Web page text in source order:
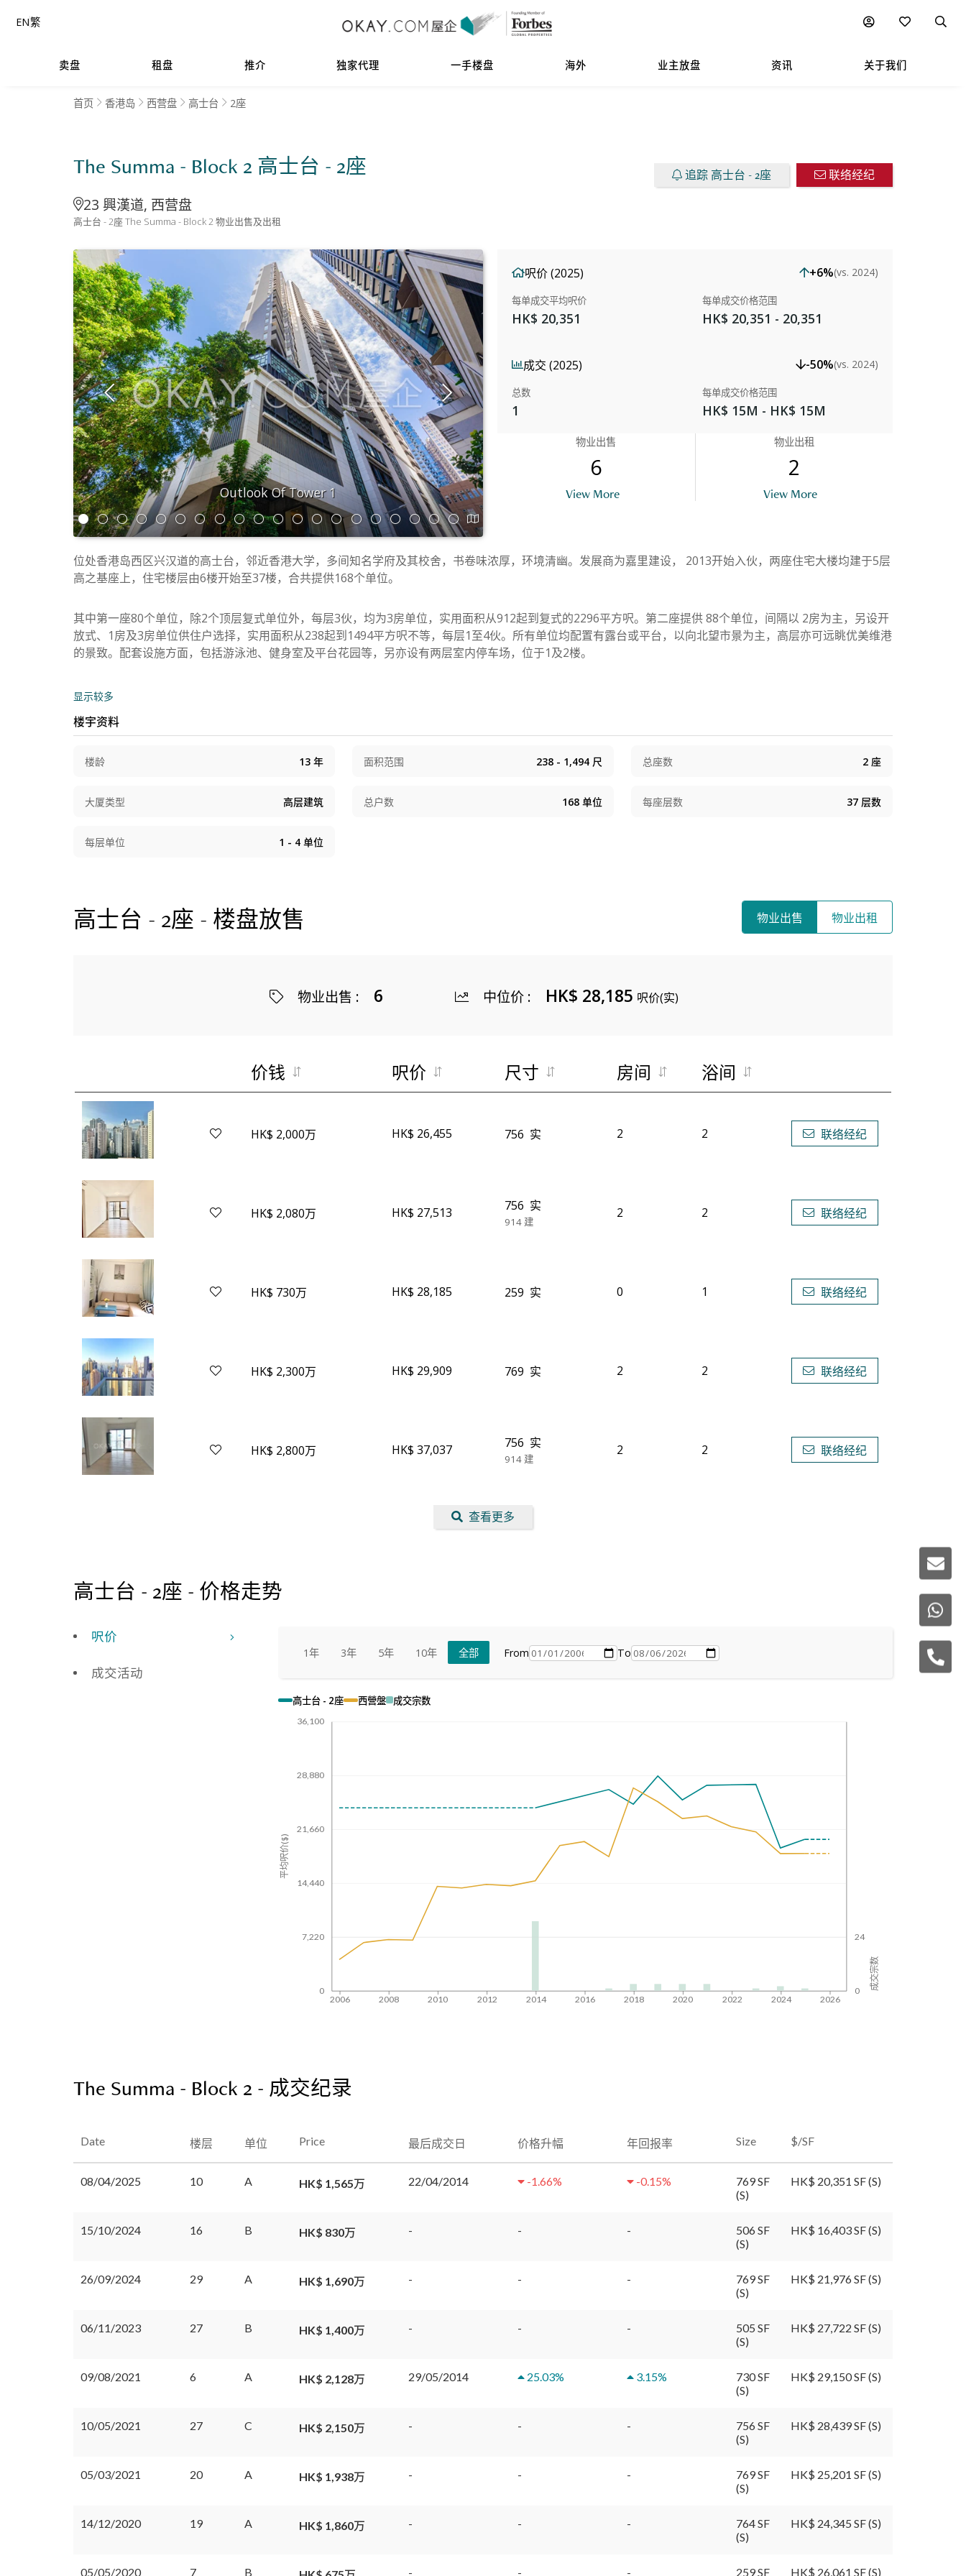
卖盘 租盘 推介 独家代理 一手楼盘 海外 业主放盘 资讯 关于我们
EN繁 附近热门项目
首页 香港岛 西营盘 高士台 2座
The Summa - Block 2 高士台 - 2座
23 興漢道, 西营盘
追踪 高士台 - 2座 联络经纪
高士台 - 2座 The Summa - Block 2 物业出售及出租
Outlook Of Tower 1
呎价 (2025) +6%(vs. 2024)
每单成交平均呎价
HK$ 20,351
每单成交价格范围
HK$ 20,351 - 20,351
成交 (2025) -50%(vs. 2024)
总数
1
每单成交价格范围
HK$ 15M - HK$ 15M
物业出售
6
View More
物业出租
2
View More
位处香港岛西区兴汉道的高士台，邻近香港大学，多间知名学府及其校舍，书卷味浓厚，环境清幽。发展商为嘉里建设， 2013开始入伙，两座住宅大楼均建于5层
高之基座上，住宅楼层由6楼开始至37楼，合共提供168个单位。
其中第一座80个单位，除2个顶层复式单位外，每层3伙，均为3房单位，实用面积从912起到复式的2296平方呎。第二座提供 88个单位，间隔以 2房为主，另设开
放式、1房及3房单位供住户选择，实用面积从238起到1494平方呎不等，每层1至4伙。所有单位均配置有露台或平台，以向北望市景为主，高层亦可远眺优美维港
的景致。配套设施方面，包括游泳池、健身室及平台花园等，另亦设有两层室内停车场，位于1及2楼。
显示较多
楼宇资料
楼龄 13 年 面积范围 238 - 1,494 尺 总座数 2 座
大厦类型 高层建筑 总户数 168 单位 每座层数 37 层数
每层单位 1 - 4 单位
高士台 - 2座 - 楼盘放售 物业出售 物业出租
物业出售 : 6 中位价 : HK$ 28,185 呎价(实)
价钱 呎价 尺寸 房间 浴间
HK$ 2,000万 HK$ 26,455 756 实 2 2 联络经纪
HK$ 2,080万 HK$ 27,513 756 实
914 建
2 2 联络经纪
HK$ 730万 HK$ 28,185 259 实 0 1 联络经纪
HK$ 2,300万 HK$ 29,909 769 实 2 2 联络经纪
HK$ 2,800万 HK$ 37,037 756 实
914 建
2 2 联络经纪
查看更多
高士台 - 2座 - 价格走势
呎价
成交活动
1年 3年 5年 10年 全部 From To
高士台 - 2座 西營盤 成交宗数
24
0
2006 2008 2010 2012 2014 2016 2018 2020 2022 2024 2026
成交宗数
36,100
28,880
21,660
14,440
7,220
0
平均呎价($)
The Summa - Block 2 - 成交纪录
Date 楼层 单位 Price 最后成交日 价格升幅 年回报率 Size $/SF
08/04/2025 10 A HK$ 1,565万 22/04/2014 -1.66% -0.15%
769 SF
(S)
HK$ 20,351 SF (S)
15/10/2024 16 B HK$ 830万 - - -
506 SF
(S)
HK$ 16,403 SF (S)
26/09/2024 29 A HK$ 1,690万 - - -
769 SF
(S)
HK$ 21,976 SF (S)
06/11/2023 27 B HK$ 1,400万 - - -
505 SF
(S)
HK$ 27,722 SF (S)
09/08/2021 6 A HK$ 2,128万 29/05/2014 25.03% 3.15%
730 SF
(S)
HK$ 29,150 SF (S)
10/05/2021 27 C HK$ 2,150万 - - -
756 SF
(S)
HK$ 28,439 SF (S)
05/03/2021 20 A HK$ 1,938万 - - -
769 SF
(S)
HK$ 25,201 SF (S)
14/12/2020 19 A HK$ 1,860万 - - -
764 SF
(S)
HK$ 24,345 SF (S)
05/05/2020 7 B - - - 259 SF HK$ 26,061 SF (S)